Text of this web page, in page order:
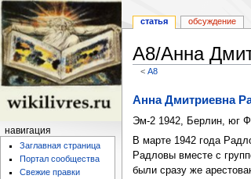
А8/Анна
<А8
Перейти
навигации
Перейти
поиску
Анна Дмитриевна
Эм-2 1942, Берлин, юг
В марте 1942 года
Радловы вместе с
были сразу же
статья обсуждение
навигация
Заглавная страница
Портал сообщества
Свежие правки